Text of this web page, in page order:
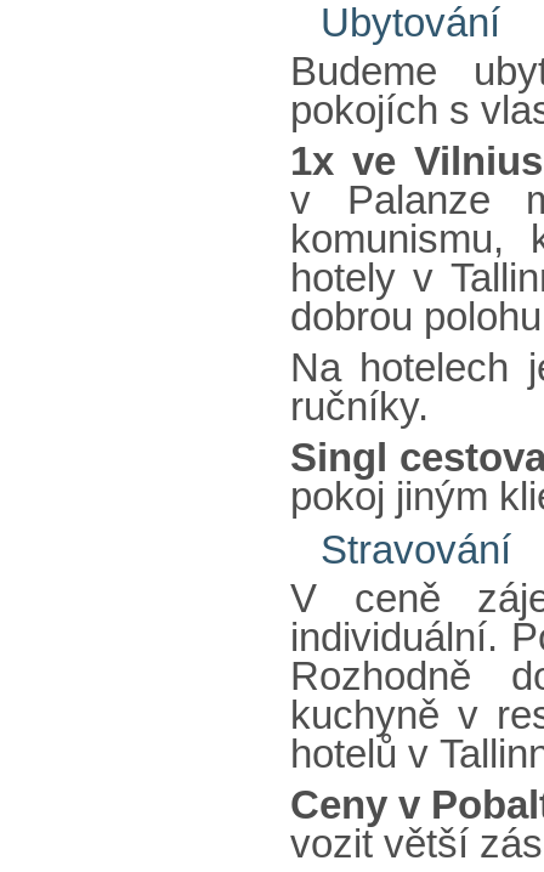
Ubytování
Budeme
pokojích s
1x ve
v Palanze
komunismu,
hotely v
dobrou
Na hotelech
ručníky.
Singl
pokoj jiným
Stravování
V ceně
individuální.
Rozhodně
kuchyně v
hotelů v
Ceny v
vozit větší